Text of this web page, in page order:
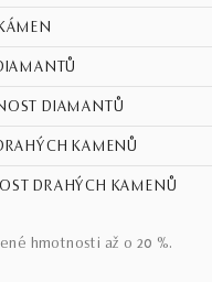
DIAMANTŮ
KAMENŮ
DRAHÝCH KAMENŮ
hmotnosti až o 20 %.